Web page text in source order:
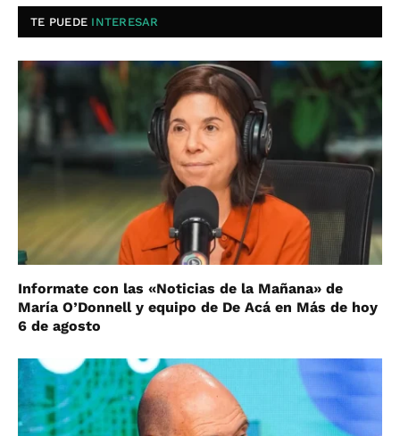
TE PUEDE INTERESAR
Informate con las «Noticias de la Mañana» de
María O’Donnell y equipo de De Acá en Más de hoy
6 de agosto